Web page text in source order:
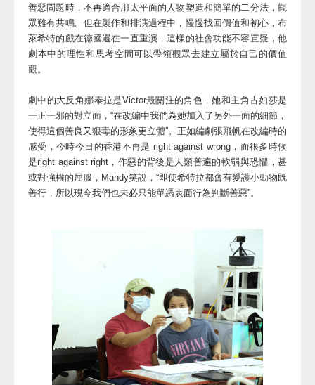
善惡問題時，不再適合用太平面的人物塑造和簡單的二分法，觀
眾難有共鳴。但在製作和排演過程中，慢慢找回價值和初心，布
萊希特的戲在德國還在一直重演，這樣的社會功能不容置疑，他
劇本中的理性和思考空間可以帶領觀眾去建立屬於自己的價值
觀。
劇中的大反角娜泰拉是Victor最關注的角色，她和主角古如莎是
一正一邪的對立面，“在改編中我們為她加入了另外一面的細節，
使得這個善良又狠毒的形象更立體”。正如編劇張飛帆在改編時的
感受，今時今日的香港不再是 right against wrong，而很多時候
是right against right，作惡的背後是人類普遍的軟弱與恐懼，甚
或對強權的屈服，Mandy笑說，“即使希特拉都會有愛護小動物既
善行，所以現今我們也未必只能單憑表面行為判斷善惡”。